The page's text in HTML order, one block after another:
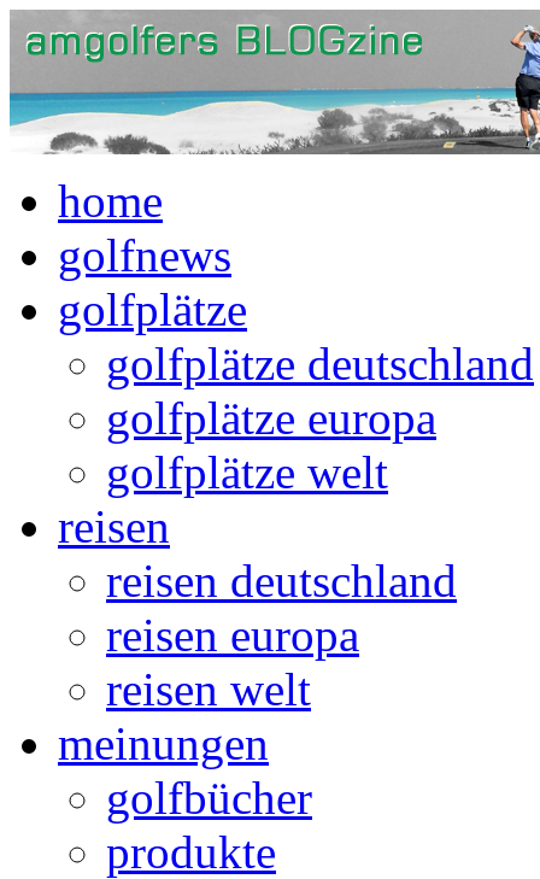
home
golfnews
golfplätze
golfplätze deutschland
golfplätze europa
golfplätze welt
reisen
reisen deutschland
reisen europa
reisen welt
meinungen
golfbücher
produkte